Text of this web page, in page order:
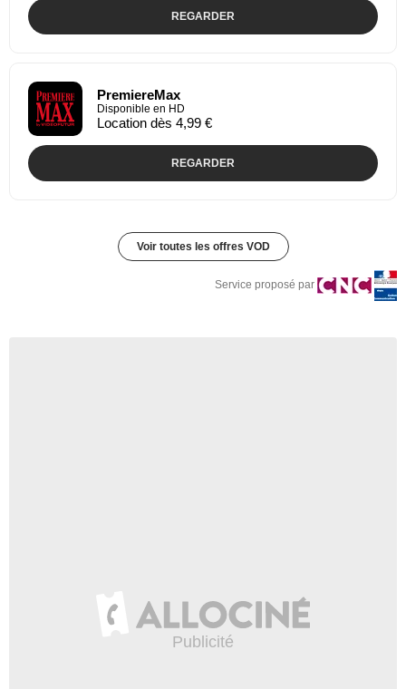
REGARDER
PremiereMax
Disponible en HD
Location dès 4,99 €
REGARDER
Voir toutes les offres VOD
Service proposé par